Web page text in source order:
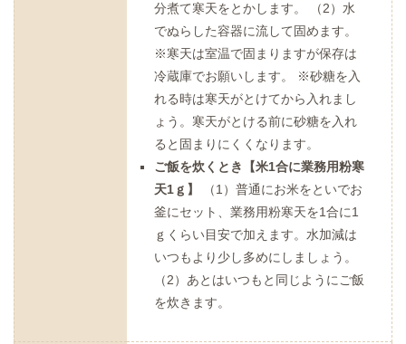
分煮て寒天をとかします。 （2）水
でぬらした容器に流して固めます。
※寒天は室温で固まりますが保存は
冷蔵庫でお願いします。 ※砂糖を入
れる時は寒天がとけてから入れまし
ょう。寒天がとける前に砂糖を入れ
ると固まりにくくなります。
ご飯を炊くとき【米1合に業務用粉寒
天1ｇ】
（1）普通にお米をといでお
釜にセット、業務用粉寒天を1合に1
ｇくらい目安で加えます。水加減は
いつもより少し多めにしましょう。
（2）あとはいつもと同じようにご飯
を炊きます。